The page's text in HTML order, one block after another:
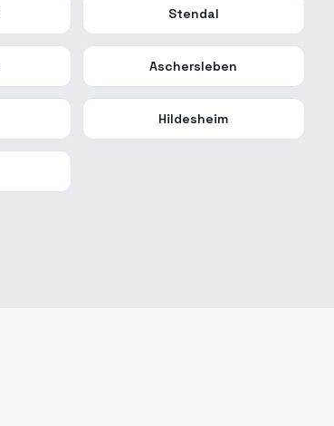
Stendal
Aschersleben
Hildesheim